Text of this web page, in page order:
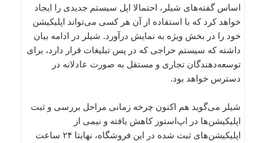
اساس گفته‌های شیلر، احتمالا اپل سیستم جدیدی را ایجاد
خواهد کرد که با استفاده از آن هر کسی می‌تواند اپلیکیشن‌
خود را در بخش ویژه به نمایش درآورد. شیلر در ادامه بیان
داشته که سیستم حراجی‌ که در پس تبلیغات قرار دارد، برای
توسعه‌دهندگان تجاری و مستقل به صورت عادلانه در
دسترس خواهد بود.
شیلر می‌گوید هم اکنون چرخه زمانی مراحل بررسی و ثبت
اپلیکیشن‌ها در اپ‌استور کاهش یافته و نیمی از
اپلیکیشن‌های ثبت شده در این فروشگاه، نهایتا ۲۴ ساعت